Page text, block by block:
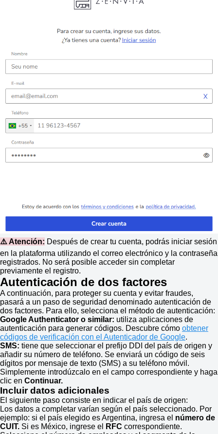
⚠️ Atención: Después de crear tu cuenta, podrás iniciar sesión
en la plataforma utilizando el correo electrónico y la contraseña
registrados. No será posible acceder sin completar
previamente el registro.
Autenticación de dos factores
A continuación, para proteger su cuenta y evitar fraudes,
pasará a un paso de seguridad denominado autenticación de
dos factores. Para ello, selecciona el método de autenticación:
Google Authenticator o similar: utiliza aplicaciones de
autenticación para generar códigos. Descubre cómo obtener
códigos de verificación con el Autenticador de Google.
SMS: tiene que seleccionar el prefijo DDI del país de origen y
añadir su número de teléfono. Se enviará un código de seis
dígitos por mensaje de texto (SMS) a su teléfono móvil.
Simplemente introdúzcalo en el campo correspondiente y haga
clic en Continuar.
Incluir datos adicionales
El siguiente paso consiste en indicar el país de origen:
Los datos a completar varían según el país seleccionado. Por
ejemplo: si el país elegido es Argentina, ingresa el número de
CUIT. Si es México, ingrese el RFC correspondiente.